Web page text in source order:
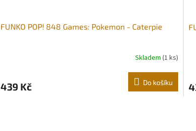
FUNKO POP! 848 Games: Pokemon - Caterpie
Skladem (1 ks)
439 Kč Do košíku